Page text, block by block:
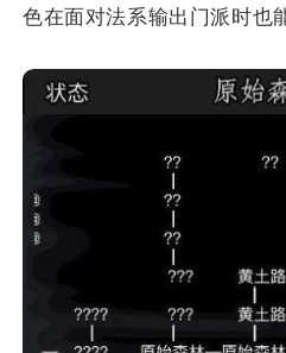
色在面对法系输出门派时也